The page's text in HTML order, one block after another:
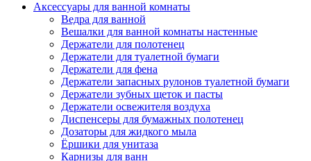
Аксессуары для ванной комнаты
Ведра для ванной
Вешалки для ванной комнаты настенные
Держатели для полотенец
Держатели для туалетной бумаги
Держатели для фена
Держатели запасных рулонов туалетной бумаги
Держатели зубных щеток и пасты
Держатели освежителя воздуха
Диспенсеры для бумажных полотенец
Дозаторы для жидкого мыла
Ёршики для унитаза
Карнизы для ванн